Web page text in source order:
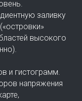
систем